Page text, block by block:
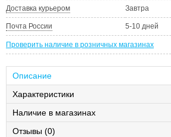
Доставка курьером Завтра
Почта России 5-10 дней
Проверить наличие в розничных магазинах
Описание
Характеристики
Наличие в магазинах
Отзывы (0)